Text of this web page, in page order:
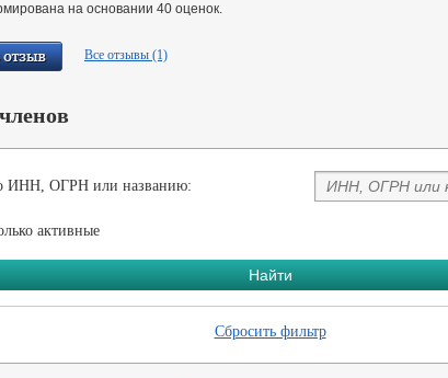
на основании 40 оценок.
Все отзывы (1)
ИНН, ОГРН или названию:
активные
Сбросить фильтр